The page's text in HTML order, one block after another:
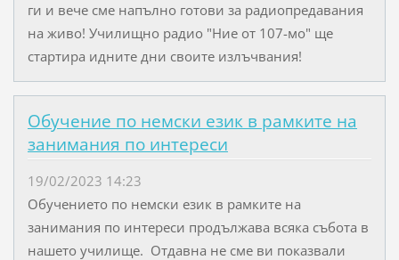
ги и вече сме напълно готови за радиопредавания
на живо! Училищно радио "Ние от 107-мо" ще
стартира идните дни своите излъчвания!
Обучение по немски език в рамките на
занимания по интереси
19/02/2023 14:23
Обучението по немски език в рамките на
занимания по интереси продължава всяка събота в
нашето училище. Отдавна не сме ви показвали